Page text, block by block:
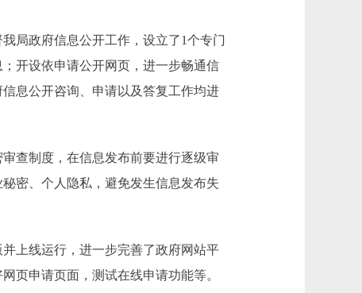
局政府信息公开工作，设立了1个专门
开设依申请公开网页，进一步畅通信
息公开咨询、申请以及答复工作均进
查制度，在信息发布前要进行逐级审
密、个人隐私，避免发生信息发布失
上线运行，进一步完善了政府网站平
页申请页面，测试在线申请功能等。